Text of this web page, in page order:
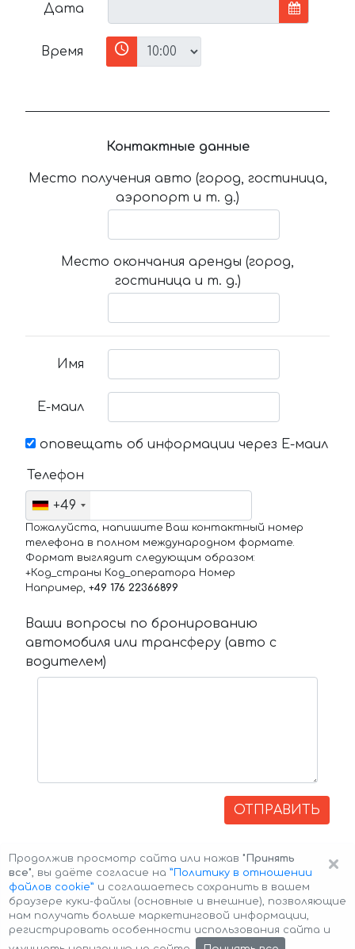
Дата
Время
Контактные данные
Место получения авто (город, гостиница,
аэропорт и т. д.)
Место окончания аренды (город,
гостиница и т. д.)
Имя
Е-маил
оповещать об информации через Е-маил
Телефон
+49
Пожалуйста, напишите Ваш контактный номер
телефона в полном международном формате.
Формат выглядит следующим образом:
+Код_страны Код_оператора Номер
Например, +49 176 22366899
Ваши вопросы по бронированию
автомобиля или трансферу (авто с
водителем)
ОТПРАВИТЬ
Авторские права © 2026 Авто-Аренда Cookie Policy
×
Продолжив просмотр сайта или нажав "Принять
все", вы даёте согласие на ”Политику в отношении
файлов cookie” и соглашаетесь сохранить в вашем
браузере куки-файлы (основные и внешние), позволяющие
нам получать больше маркетинговой информации,
регистрировать особенности использования сайта и